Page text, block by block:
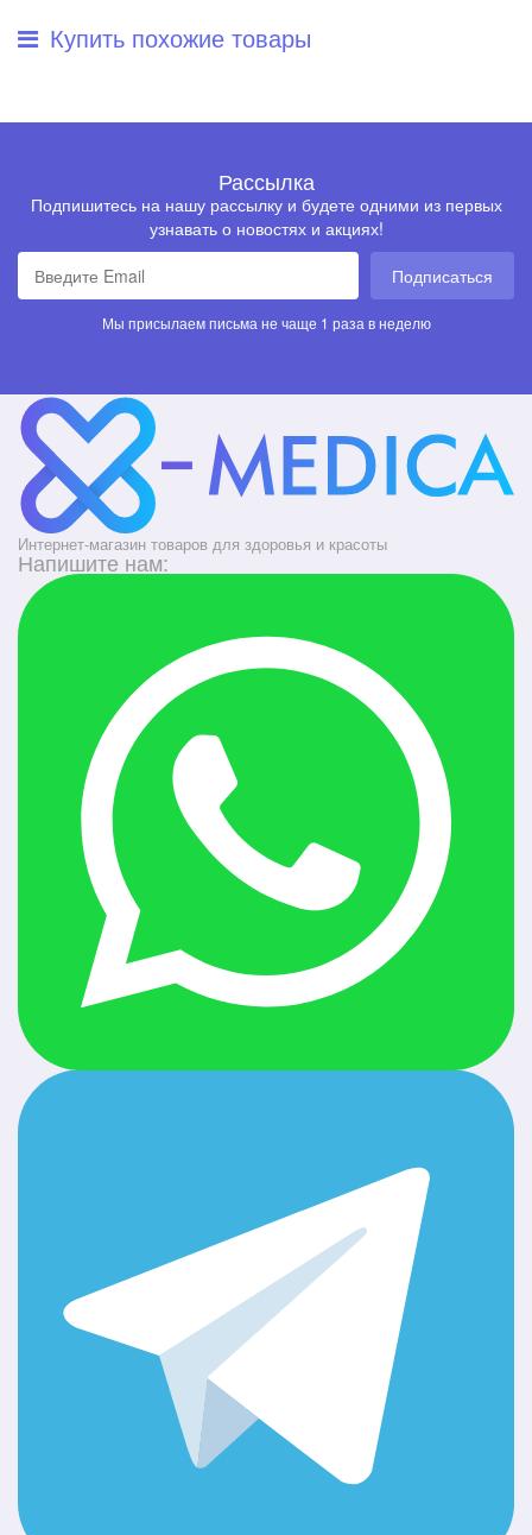
Купить похожие товары
Рассылка
Подпишитесь на нашу рассылку и будете одними из первых
узнавать о новостях и акциях!
Подписаться
Мы присылаем письма не чаще 1 раза в неделю
Интернет-магазин товаров для здоровья и красоты
Напишите нам: